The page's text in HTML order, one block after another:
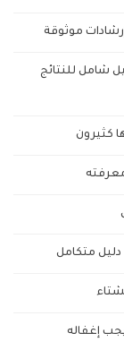
موثوقة
شامل للنتائج
كثيرون
معرفته
دليل متكامل
إغفاله